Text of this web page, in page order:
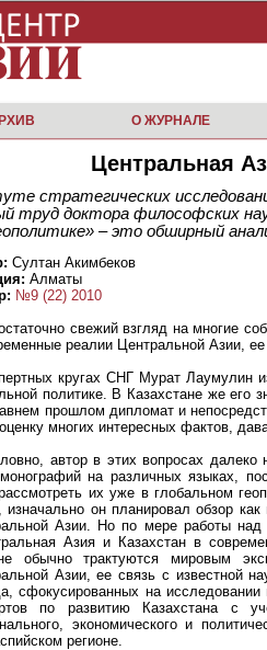
О ЖУРНАЛЕ
Центральная
стратегических
доктора философских
– это обширный
Султан Акимбеков
Алматы
№9 (22) 2010
свежий взгляд на многие
реалии Центральной Азии,
кругах СНГ Мурат Лаумулин
политике. В Казахстане же его
прошлом дипломат и
многих интересных фактов,
автор в этих вопросах
на различных языках,
их уже в глобальном
изначально он планировал обзор
Азии. Но по мере работы
Азия и Казахстан в
обычно трактуются мировым
Азии, ее связь с известной
сфокусированных на исследовании
по развитию Казахстана с
экономического и
регионе.